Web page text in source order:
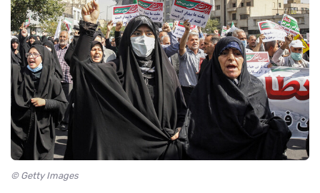
© Getty Images